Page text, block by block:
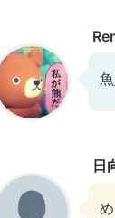
日